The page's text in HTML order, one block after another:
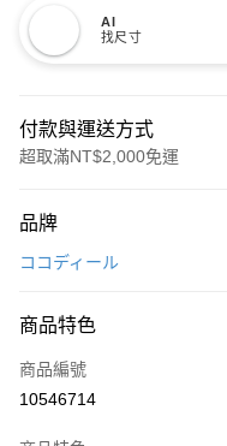
AI
找尺寸
付款與運送方式
超取滿NT$2,000免運
信用卡一次付款
LINE Pay
Apple Pay
品牌
ココディール
商品特色
商品編號
10546714